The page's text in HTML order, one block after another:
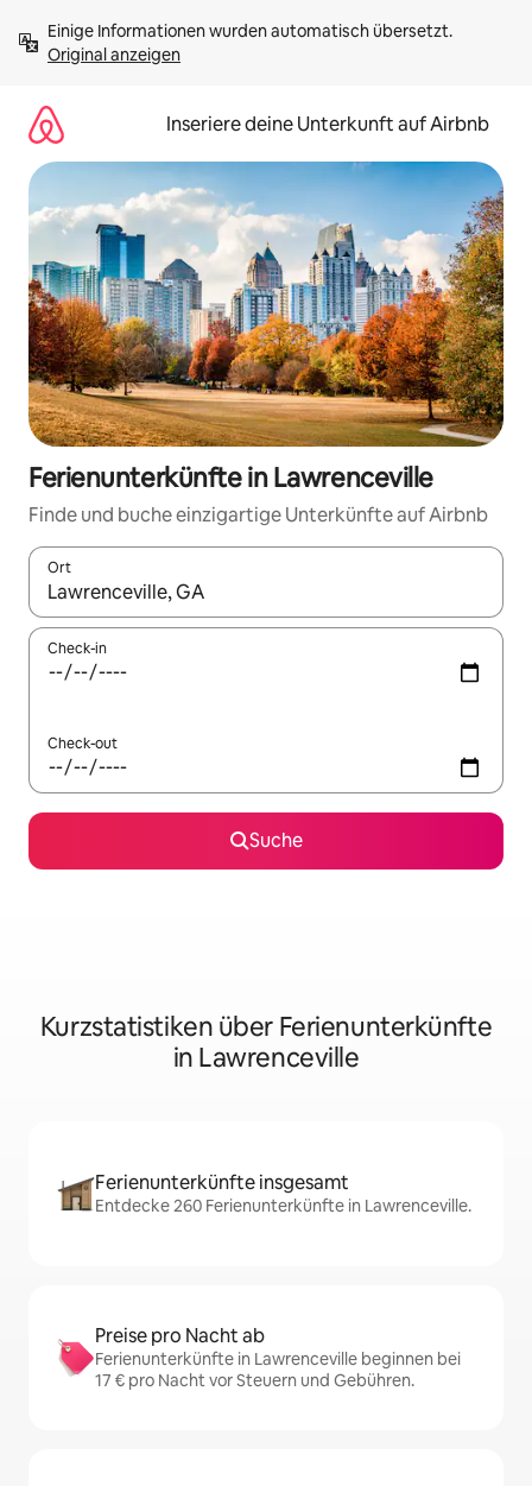
Inhalten
springenOriginal anzeigen
Inseriere deine Unterkunft auf Airbnb
Ferienunterkünfte in Lawrenceville
Finde und buche einzigartige Unterkünfte auf Airbnb
Ort
Wenn Ergebnisse verfügbar sind, navigiere mit den
Check-in
Check-out
Suche
Kurzstatistiken über Ferienunterkünfte
in Lawrenceville
Ferienunterkünfte insgesamt
Entdecke 260 Ferienunterkünfte in Lawrenceville.
Preise pro Nacht ab
Ferienunterkünfte in Lawrenceville beginnen bei
17 € pro Nacht vor Steuern und Gebühren.